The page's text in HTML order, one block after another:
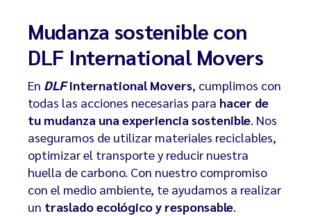
Mudanza sostenible con
DLF International Movers
En DLFInternational Movers, cumplimos con
todas las acciones necesarias para hacer de
tu mudanza una experiencia sostenible. Nos
aseguramos de utilizar materiales reciclables,
optimizar el transporte y reducir nuestra
huella de carbono. Con nuestro compromiso
con el medio ambiente, te ayudamos a realizar
un traslado ecológico y responsable.